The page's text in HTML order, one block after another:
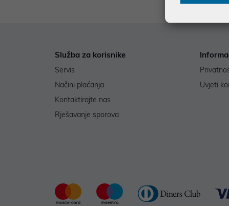
Služba za korisnike
Servis
Načini plaćanja
Kontaktirajte nas
Rješavanje sporova
Uvjeti